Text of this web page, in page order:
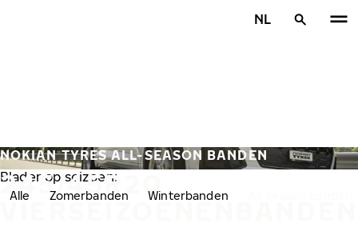
NL
245/45R20
VIERSEIZOENENBANDEN
NOKIAN TYRES ALL-SEASON BANDEN
Blader op seizoen:
Alle Zomerbanden Winterbanden